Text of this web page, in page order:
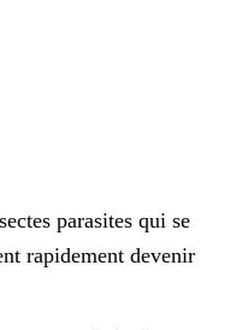
parasites qui se
rapidement devenir